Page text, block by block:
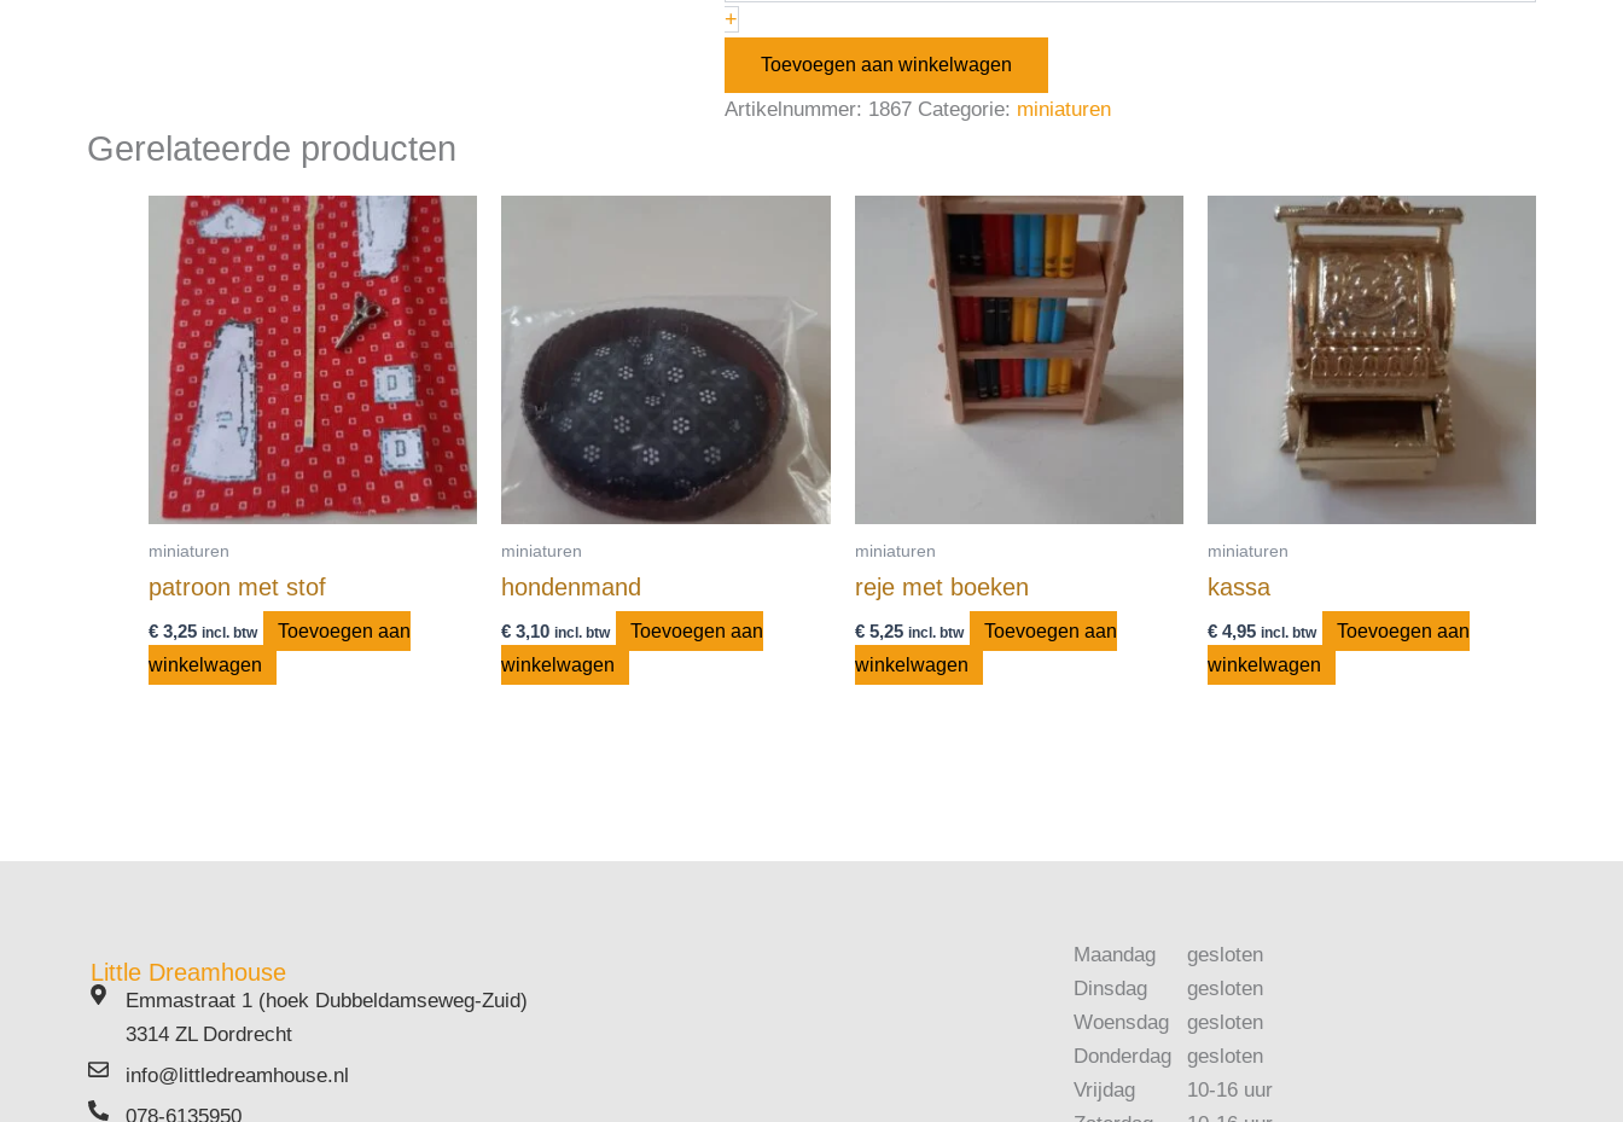
+
Toevoegen aan winkelwagen
Artikelnummer: 1867 Categorie: miniaturen
Gerelateerde producten
miniaturen
patroon met stof
€ 3,25 incl. btw
Toevoegen aan
winkelwagen
miniaturen
hondenmand
€ 3,10 incl. btw
Toevoegen aan
winkelwagen
miniaturen
reje met boeken
€5,25 incl. btw
Toevoegen aan
winkelwagen
miniaturen
kassa
€4,95 incl. btw
Toevoegen aan
winkelwagen
Little Dreamhouse
Emmastraat 1 (hoek Dubbeldamseweg-Zuid)
3314 ZL Dordrecht
info@littledreamhouse.nl
078-6135950
Maandag
Dinsdag
Woensdag
Donderdag
Vrijdag
gesloten
gesloten
gesloten
gesloten
10-16 uur